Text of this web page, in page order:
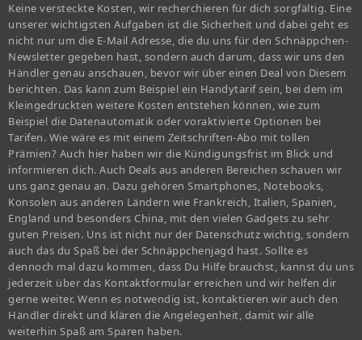
Keine versteckte Kosten, wir recherchieren für dich sorgfältig. Eine
unserer wichtigsten Aufgaben ist die Sicherheit und dabei geht es
nicht nur um die E-Mail Adresse, die du uns für den Schnäppchen-
Newsletter gegeben hast, sondern auch darum, dass wir uns den
Händler genau anschauen, bevor wir über einen Deal von Diesem
berichten. Das kann zum Beispiel ein Handytarif sein, bei dem im
Kleingedruckten weitere Kosten entstehen können, wie zum
Beispiel die Datenautomatik oder voraktivierte Optionen bei
Tarifen. Wie wäre es mit einem Zeitschriften-Abo mit tollen
Prämien? Auch hier haben wir die Kündigungsfrist im Blick und
informieren dich. Auch Deals aus anderen Bereichen schauen wir
uns ganz genau an. Dazu gehören Smartphones, Notebooks,
Konsolen aus anderen Ländern wie Frankreich, Italien, Spanien,
England und besonders China, mit den vielen Gadgets zu sehr
guten Preisen. Uns ist nicht nur der Datenschutz wichtig, sondern
auch das du Spaß bei der Schnäppchenjagd hast. Sollte es
dennoch mal dazu kommen, dass Du Hilfe brauchst, kannst du uns
jederzeit über das Kontaktformular erreichen und wir helfen dir
gerne weiter. Wenn es notwendig ist, kontaktieren wir auch den
Händler direkt und klären die Angelegenheit, damit wir alle
weiterhin Spaß am Sparen haben.